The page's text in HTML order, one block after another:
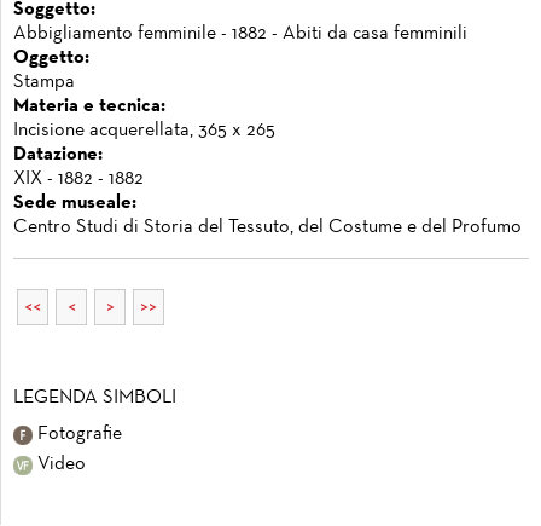
Soggetto:
Abbigliamento femminile - 1882 - Abiti da casa femminili
Oggetto:
Stampa
Materia e tecnica:
Incisione acquerellata, 365 x 265
Datazione:
XIX - 1882 - 1882
Sede museale:
Centro Studi di Storia del Tessuto, del Costume e del Profumo
<< < > >>
LEGENDA SIMBOLI
Fotografie
Video